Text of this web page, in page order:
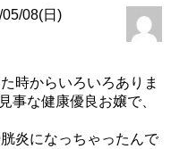
08(日)
時からいろいろありま
事な健康優良お嬢で、
炎になっちゃったんで